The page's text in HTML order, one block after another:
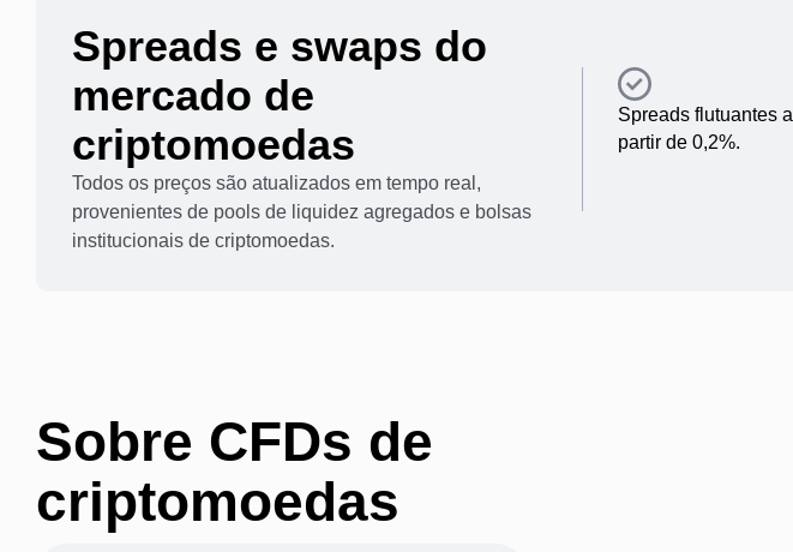
Spreads e swaps do
mercado de
criptomoedas
Todos os preços são atualizados em tempo real,
provenientes de pools de liquidez agregados e bolsas
institucionais de criptomoedas.
Spreads flutuantes a
partir de 0,2%.
Sobre CFDs de
criptomoedas